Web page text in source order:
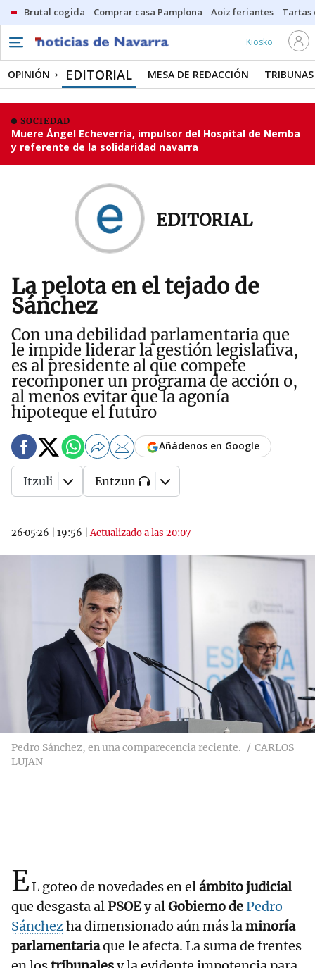
Brutal cogida Comprar casa Pamplona Aoiz feriantes Tartas
Kiosko
OPINIÓN EDITORIAL MESA DE REDACCIÓN TRIBUNAS
SOCIEDAD
Muere Ángel Echeverría, impulsor del Hospital de Nemba
y referente de la solidaridad navarra
EDITORIAL
La pelota en el tejado de
Sánchez
Con una debilidad parlamentaria que
le impide liderar la gestión legislativa,
es al presidente al que compete
recomponer un programa de acción o,
al menos evitar que la agonía
hipoteque el futuro
26·05·26 19:56 |Actualizado a las 20:07
Añádenos en Google
Itzuli Entzun
Pedro Sánchez, en una comparecencia reciente.
CARLOS
LUJAN
EL goteo de novedades en elámbito judicial
que desgasta alPSOEy alGobierno dePedro
Sánchezha dimensionado aún más laminoría
parlamentariaque le afecta. La suma de frentes